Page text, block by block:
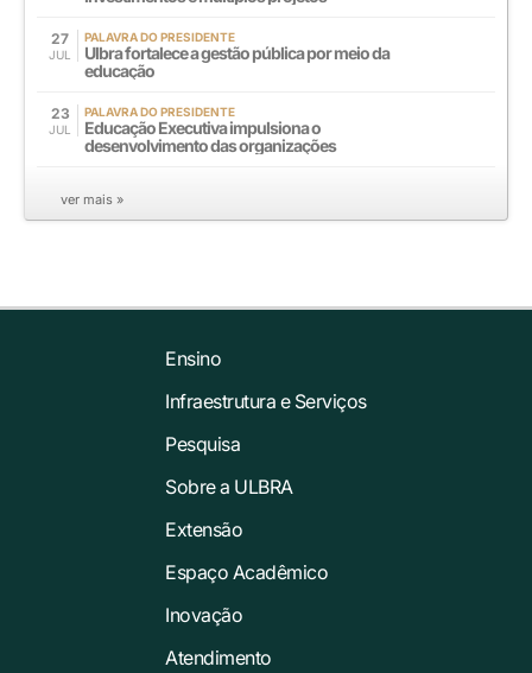
27
JUL
PALAVRA DO PRESIDENTE
Ulbra fortalece a gestão pública por meio da
educação
23
JUL
PALAVRA DO PRESIDENTE
Educação Executiva impulsiona o
desenvolvimento das organizações
ver mais »
Ensino
Infraestrutura e Serviços
Pesquisa
Sobre a ULBRA
Extensão
Espaço Acadêmico
Inovação
Atendimento